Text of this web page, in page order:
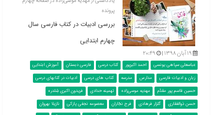
پرونده
بررسی ادبیات در کتاب فارسی سال
چهارم ابتدایی
۱۹ آبان ۱۳۹۸ | ۲۰:۴۹
عباسعلی سپاهی یونسی احمد اکبرپور کتاب درسی فارسی دبستان
آموزش ابتدایی
زبان و ادبیات فارسی
مدارس مدرسه کتاب های درسی
ادبیات در کتابهای درسی
حسین قاسم پور مقدّم
مهدیه موسی‌زاده تهمینه حدادی
فریدون اکبری شِلدره
حسن ذوالفقاری
گلزار فرهادی فرح نجّاران معصومه نجفی پازکی
نازیلا بهروان